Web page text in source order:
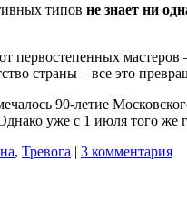
типов не знает ни
первостепенных мастеров
страны – все это
90-летие
уже с 1 июля того же
, Тревога | 3 комментария